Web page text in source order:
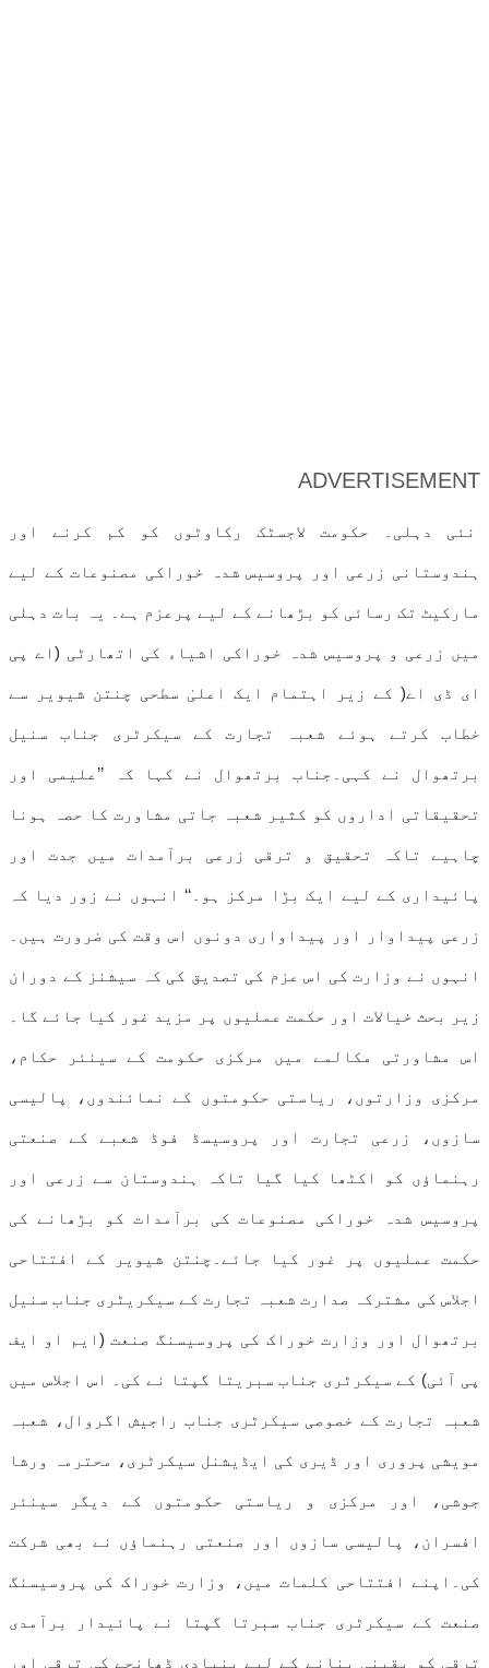
ADVERTISEMENT
نئی دہلی۔ حکومت لاجسٹک رکاوٹوں کو کم کرنے اور
ہندوستانی زرعی اور پروسیس شدہ خوراکی مصنوعات کے لیے
مارکیٹ تک رسائی کو بڑھانے کے لیے پرعزم ہے۔ یہ بات دہلی
میں زرعی و پروسیس شدہ خوراکی اشیاء کی اتھارٹی (اے پی
ای ڈی اے( کے زیر اہتمام ایک اعلیٰ سطحی چنتن شیویر سے
خطاب کرتے ہوئے شعبہ تجارت کے سیکرٹری جناب سنیل
برتھوال نے کہی۔جناب برتھوال نے کہا کہ ’’علیمی اور
تحقیقاتی اداروں کو کثیر شعبہ جاتی مشاورت کا حصہ ہونا
چاہیے تاکہ تحقیق و ترقی زرعی برآمدات میں جدت اور
پائیداری کے لیے ایک بڑا مرکز ہو۔‘‘ انہوں نے زور دیا کہ
زرعی پیداوار اور پیداواری دونوں اس وقت کی ضرورت ہیں۔
انہوں نے وزارت کی اس عزم کی تصدیق کی کہ سیشنز کے دوران
زیر بحث خیالات اور حکمت عملیوں پر مزید غور کیا جائے گا۔
اس مشاورتی مکالمے میں مرکزی حکومت کے سینئر حکام،
مرکزی وزارتوں، ریاستی حکومتوں کے نمائندوں، پالیسی
سازوں، زرعی تجارت اور پروسیسڈ فوڈ شعبے کے صنعتی
رہنماؤں کو اکٹھا کیا گیا تاکہ ہندوستان سے زرعی اور
پروسیس شدہ خوراکی مصنوعات کی برآمدات کو بڑھانے کی
حکمت عملیوں پر غور کیا جائے۔چنتن شیویر کے افتتاحی
اجلاس کی مشترکہ صدارت شعبہ تجارت کے سیکریٹری جناب سنیل
برتھوال اور وزارت خوراک کی پروسیسنگ صنعت (ایم او ایف
پی آئی) کے سیکرٹری جناب سبریتا گپتا نے کی۔ اس اجلاس میں
شعبہ تجارت کے خصوصی سیکرٹری جناب راجیش اگروال، شعبہ
مویشی پروری اور ڈیری کی ایڈیشنل سیکرٹری، محترمہ ورشا
جوشی، اور مرکزی و ریاستی حکومتوں کے دیگر سینئر
افسران، پالیسی سازوں اور صنعتی رہنماؤں نے بھی شرکت
کی۔اپنے افتتاحی کلمات میں، وزارت خوراک کی پروسیسنگ
صنعت کے سیکرٹری جناب سبرتا گپتا نے پائیدار برآمدی
ترقی کو یقینی بنانے کے لیے بنیادی ڈھانچے کی ترقی اور